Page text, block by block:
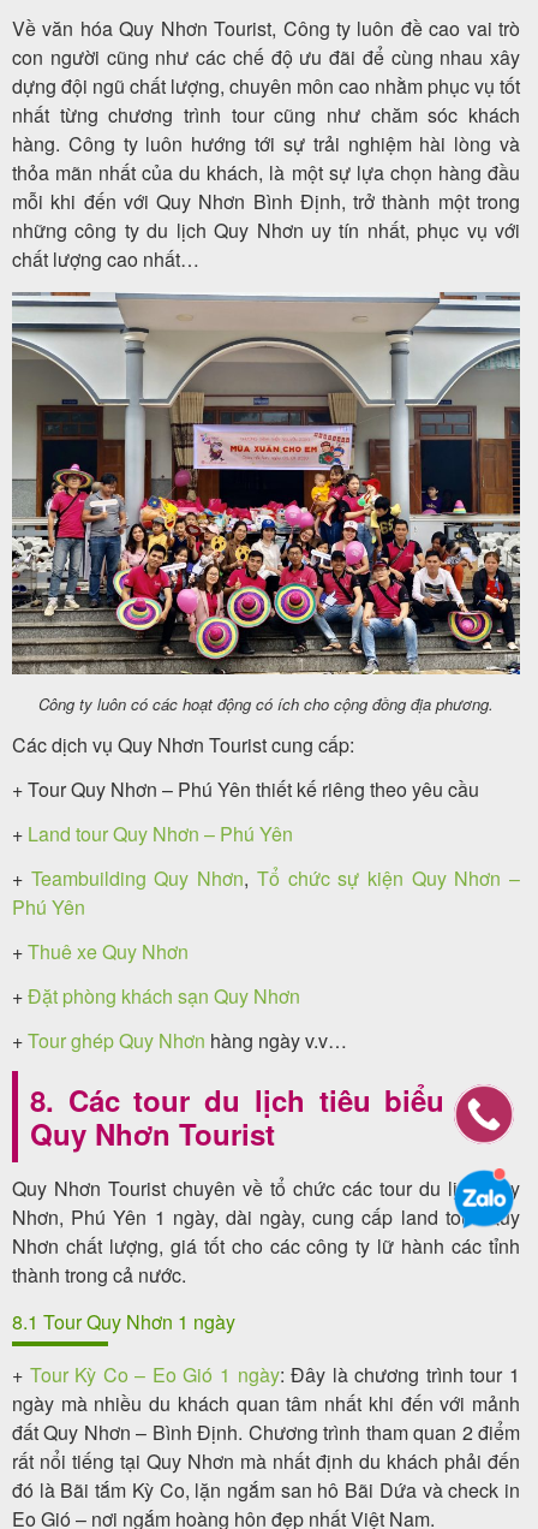
Về văn hóa Quy Nhơn Tourist, Công ty luôn đề cao vai trò
con người cũng như các chế độ ưu đãi để cùng nhau xây
dựng đội ngũ chất lượng, chuyên môn cao nhằm phục vụ tốt
nhất từng chương trình tour cũng như chăm sóc khách
hàng. Công ty luôn hướng tới sự trải nghiệm hài lòng và
thỏa mãn nhất của du khách, là một sự lựa chọn hàng đầu
mỗi khi đến với Quy Nhơn Bình Định, trở thành một trong
những công ty du lịch Quy Nhơn uy tín nhất, phục vụ với
chất lượng cao nhất…
Công ty luôn có các hoạt động có ích cho cộng đồng địa phương.
Các dịch vụ Quy Nhơn Tourist cung cấp:
+ Tour Quy Nhơn – Phú Yên thiết kế riêng theo yêu cầu
+ Land tour Quy Nhơn – Phú Yên
+ Teambuilding Quy Nhơn, Tổ chức sự kiện Quy Nhơn –
Phú Yên
+Thuê xe Quy Nhơn
+Đặt phòng khách sạn Quy Nhơn
+Tour ghép Quy Nhơn hàng ngày v.v…
8. Các tour du lịch tiêu biểu của
Quy Nhơn Tourist
Quy Nhơn Tourist chuyên về tổ chức các tour du lịch Quy
Nhơn, Phú Yên 1 ngày, dài ngày, cung cấp land tour Quy
Nhơn chất lượng, giá tốt cho các công ty lữ hành các tỉnh
thành trong cả nước.
8.1 Tour Quy Nhơn 1 ngày
+ Tour Kỳ Co – Eo Gió 1 ngày: Đây là chương trình tour 1
ngày mà nhiều du khách quan tâm nhất khi đến với mảnh
đất Quy Nhơn – Bình Định. Chương trình tham quan 2 điểm
rất nổi tiếng tại Quy Nhơn mà nhất định du khách phải đến
đó là Bãi tắm Kỳ Co, lặn ngắm san hô Bãi Dứa và check in
Eo Gió – nơi ngắm hoàng hôn đẹp nhất Việt Nam.